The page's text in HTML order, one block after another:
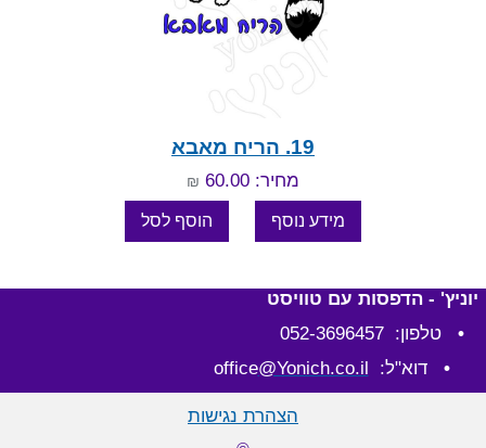
19. הריח מאבא
מחיר: 60.00 ₪
יוניץ' - הדפסות עם טוויסט
•טלפון: 052-3696457
• דוא"ל: office @Yonich.co.il
הצהרת נגישות